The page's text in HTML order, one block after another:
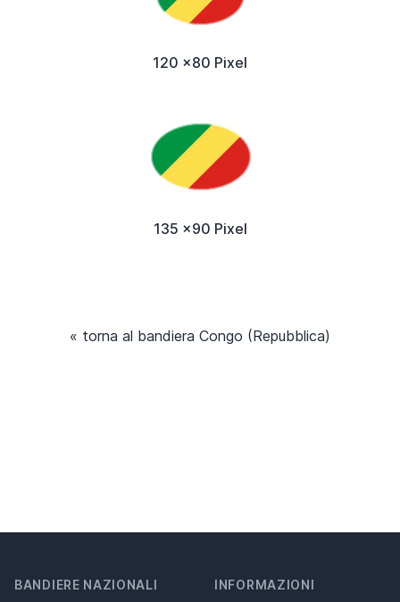
120 x80 Pixel
135 x90 Pixel
« torna al bandiera Congo (Repubblica)
BANDIERE NAZIONALI INFORMAZIONI